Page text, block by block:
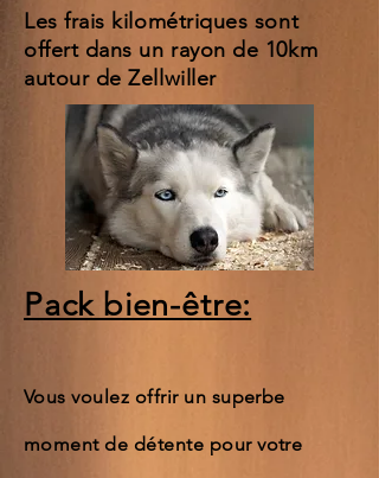
Les frais kilométriques sont
offert dans un rayon de 10km
autour de Zellwiller
Pack bien-être:
Vous voulez offrir un superbe
moment de détente pour votre